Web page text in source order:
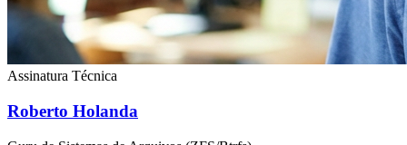
Assinatura Técnica
Roberto Holanda